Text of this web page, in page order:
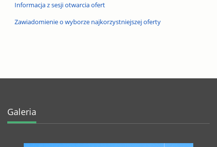
Informacja z sesji otwarcia ofert
Zawiadomienie o wyborze najkorzystniejszej oferty
Galeria